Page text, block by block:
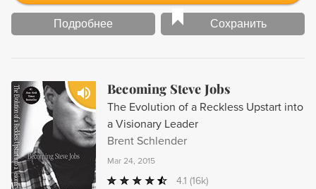
Подробнее Сохранить
Becoming Steve Jobs
The Evolution of a Reckless Upstart into
a Visionary Leader
Brent Schlender
Mar 24, 2015
4.1 (16k)